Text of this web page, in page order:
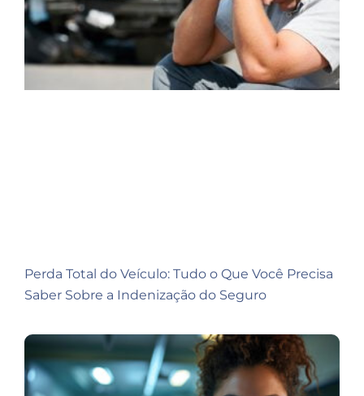
Perda Total do Veículo: Tudo o Que Você Precisa
Saber Sobre a Indenização do Seguro